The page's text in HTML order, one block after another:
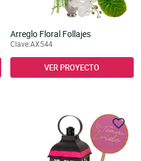
Arreglo Floral Follajes
Clave:AX544
VER PROYECTO